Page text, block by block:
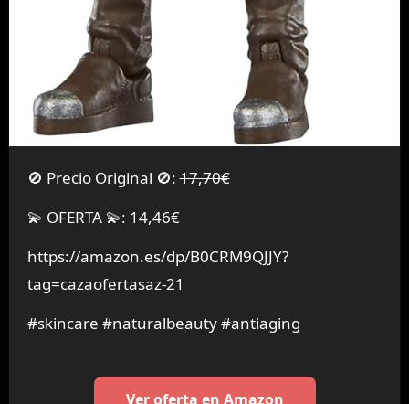
🚫 Precio Original 🚫:17,70€
💫 OFERTA 💫: 14,46€
https://amazon.es/dp/B0CRM9QJJY?
tag=cazaofertasaz-21
#skincare #naturalbeauty #antiaging
Ver oferta en Amazon